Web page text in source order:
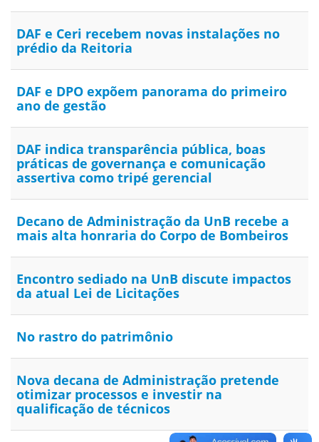
DAF e Ceri recebem novas instalações no
prédio da Reitoria
DAF e DPO expõem panorama do primeiro
ano de gestão
DAF indica transparência pública, boas
práticas de governança e comunicação
assertiva como tripé gerencial
Decano de Administração da UnB recebe a
mais alta honraria do Corpo de Bombeiros
Encontro sediado na UnB discute impactos
da atual Lei de Licitações
No rastro do patrimônio
Nova decana de Administração pretende
otimizar processos e investir na
qualificação de técnicos